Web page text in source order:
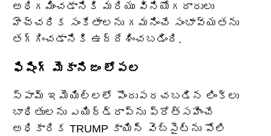
అధిగమించడానికి మరియు వినియోగదారులు
హెచ్చరిక సంకేతాలను గమనించే సంభావ్యతను
తగ్గించడానికి ఉద్దేశించబడింది.
ఫిషింగ్ మెకానిజం లోపల
స్పామ్ ఇమెయిల్‌లలో పొందుపరచబడిన లింక్‌లు
బాధితులను ఎయిర్‌డ్రాప్‌ను ప్రోత్సహించే
అధికారిక TRUMP కాయిన్ వెబ్‌సైట్‌ను పోలి